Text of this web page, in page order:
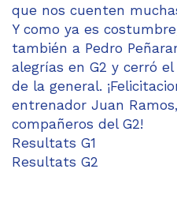
que nos cuenten
Y como ya es
también a Pedro
alegrías en G2 y cerró
de la general.
entrenador Juan
compañeros del G2!
Resultats G1
Resultats G2